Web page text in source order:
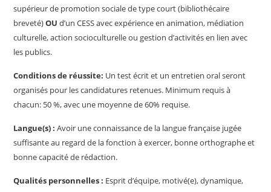
supérieur de promotion sociale de type court (bibliothécaire
breveté)OU d’un CESS avec expérience en animation, médiation
culturelle, action socioculturelle ou gestion d’activités en lien avec
les publics.
Conditions de réussite: Un test écrit et un entretien oral seront
organisés pour les candidatures retenues. Minimum requis à
chacun: 50 %, avec une moyenne de 60% requise.
Langue(s) :Avoir une connaissance de la langue française jugée
suffisante au regard de la fonction à exercer, bonne orthographe et
bonne capacité de rédaction.
Qualités personnelles : Esprit d’équipe, motivé(e), dynamique,